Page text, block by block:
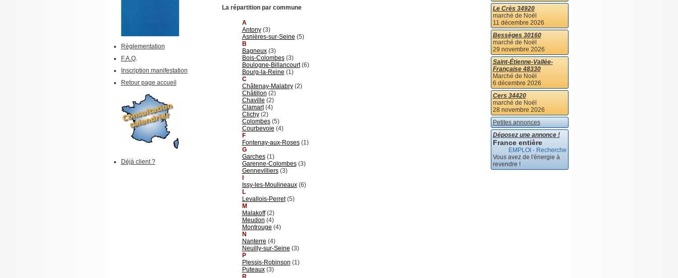
Règlementation
F.A.Q.
Inscription manifestation
Retour page accueil
Déjà client ?
La répartition par commune
A
Antony(3)
Asnières-sur-Seine (5)
B
Bagneux(3)
Bois-Colombes(3)
Boulogne-Billancourt(6)
Bourg-la-Reine (1)
C
Châtenay-Malabry(2)
Châtillon (2)
Chaville (2)
Clamart(4)
Clichy(2)
Colombes(5)
Courbevoie (4)
F
Fontenay-aux-Roses(1)
G
Garches(1)
Garenne-Colombes(3)
Gennevilliers(3)
I
Issy-les-Moulineaux(6)
L
Levallois-Perret(5)
M
Malakoff(2)
Meudon (4)
Montrouge (4)
N
Nanterre (4)
Neuilly-sur-Seine (3)
P
Plessis-Robinson (1)
Puteaux(3)
R
Le Crès 34920
marché de Noël
11 décembre 2026
Bessèges 30160
marché de Noël
29 novembre 2026
Saint-Étienne-Vallée-
Française 48330
Marché de Noël
6 décembre 2026
Cers 34420
marché de Noël
28 novembre 2026
Petites annonces
Déposez une annonce !
France entière
EMPLOI - Recherche
Vous avez de l'énergie à
revendre !